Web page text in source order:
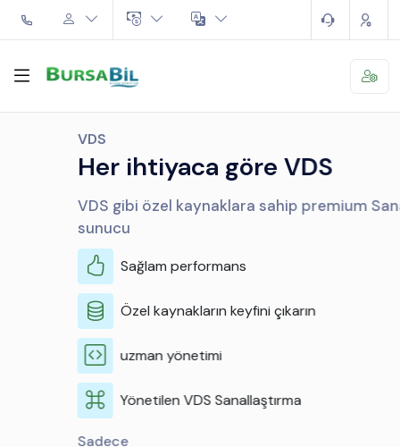
Her ihtiyaca göre VDS
VDS gibi özel kaynaklara sahip premium Sanal
Sağlam performans
Özel kaynakların keyfini çıkarın
uzman yönetimi
Yönetilen VDS Sanallaştırma